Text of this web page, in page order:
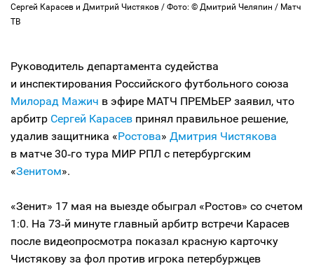
Сергей Карасев и Дмитрий Чистяков / Фото: © Дмитрий Челяпин / Матч
ТВ
Руководитель департамента судейства
и инспектирования Российского футбольного союза
Милорад Мажич в эфире МАТЧ ПРЕМЬЕР заявил, что
арбитр Сергей Карасев принял правильное решение,
удалив защитника «Ростова» Дмитрия Чистякова
в матче 30‑го тура МИР РПЛ с петербургским
«Зенитом».
«Зенит» 17 мая на выезде обыграл «Ростов» со счетом
1:0. На 73‑й минуте главный арбитр встречи Карасев
после видеопросмотра показал красную карточку
Чистякову за фол против игрока петербуржцев